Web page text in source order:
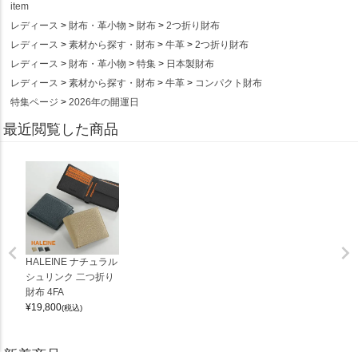
item
レディース
財布・革小物 財布
2つ折り財布
レディース
素材から探す・財布 牛革
2つ折り財布
レディース
財布・革小物 特集
日本製財布
レディース
素材から探す・財布 牛革
コンパクト財布
特集ページ
2026年の開運日
最近閲覧した商品
HALEINE ナチュラル
シュリンク 二つ折り
財布 4FA
¥19,800(税込)